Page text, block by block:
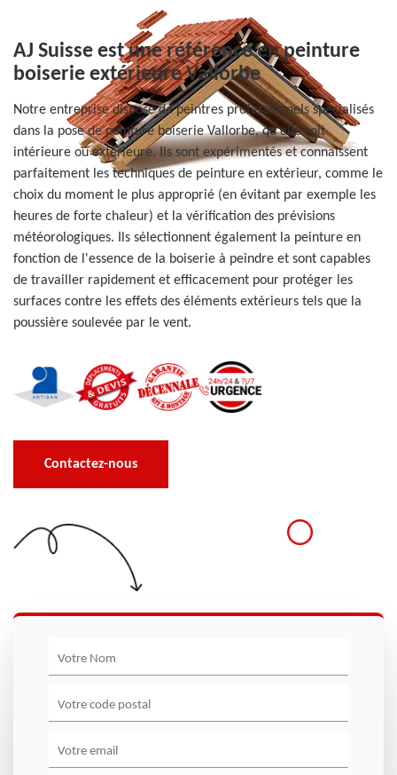
AJ Suisse est une référence en peinture
boiserie extérieure Vallorbe
Notre entreprise dispose de peintres professionnels spécialisés
dans la pose de peinture boiserie Vallorbe, qu'elle soit
intérieure ou extérieure. Ils sont expérimentés et connaissent
parfaitement les techniques de peinture en extérieur, comme le
choix du moment le plus approprié (en évitant par exemple les
heures de forte chaleur) et la vérification des prévisions
météorologiques. Ils sélectionnent également la peinture en
fonction de l'essence de la boiserie à peindre et sont capables
de travailler rapidement et efficacement pour protéger les
surfaces contre les effets des éléments extérieurs tels que la
poussière soulevée par le vent.
Contactez-nous